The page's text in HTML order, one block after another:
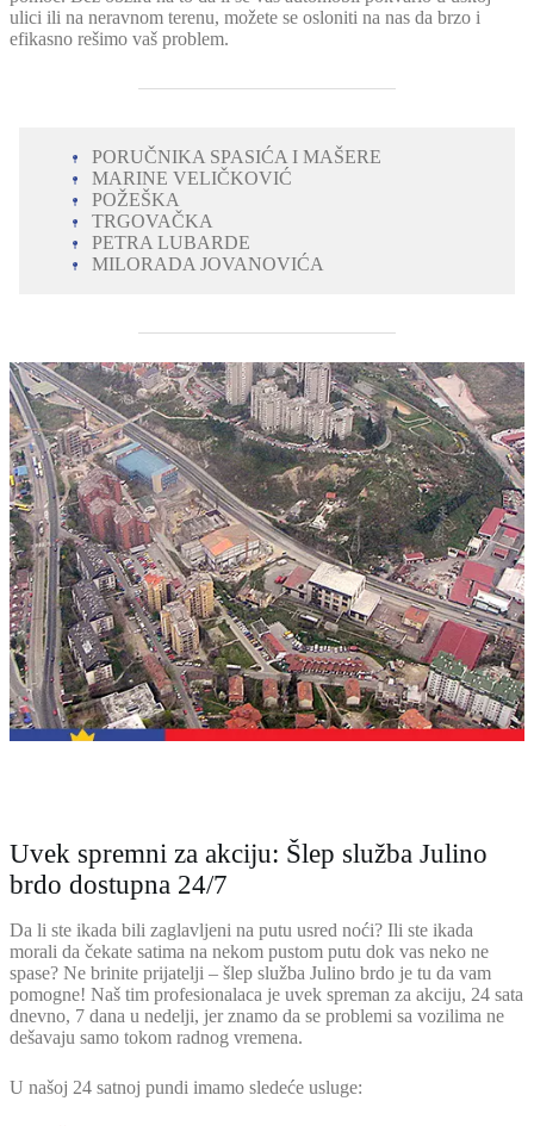
ulici ili na neravnom terenu, možete se osloniti na nas da brzo i
efikasno rešimo vaš problem.
PORUČNIKA SPASIĆA I MAŠERE
MARINE VELIČKOVIĆ
POŽEŠKA
TRGOVAČKA
PETRA LUBARDE
MILORADA JOVANOVIĆA
Uvek spremni za akciju: Šlep služba Julino
brdo dostupna 24/7
Da li ste ikada bili zaglavljeni na putu usred noći? Ili ste ikada
morali da čekate satima na nekom pustom putu dok vas neko ne
spase? Ne brinite prijatelji – šlep služba Julino brdo je tu da vam
pomogne! Naš tim profesionalaca je uvek spreman za akciju, 24 sata
dnevno, 7 dana u nedelji, jer znamo da se problemi sa vozilima ne
dešavaju samo tokom radnog vremena.
U našoj 24 satnoj pundi imamo sledeće usluge: